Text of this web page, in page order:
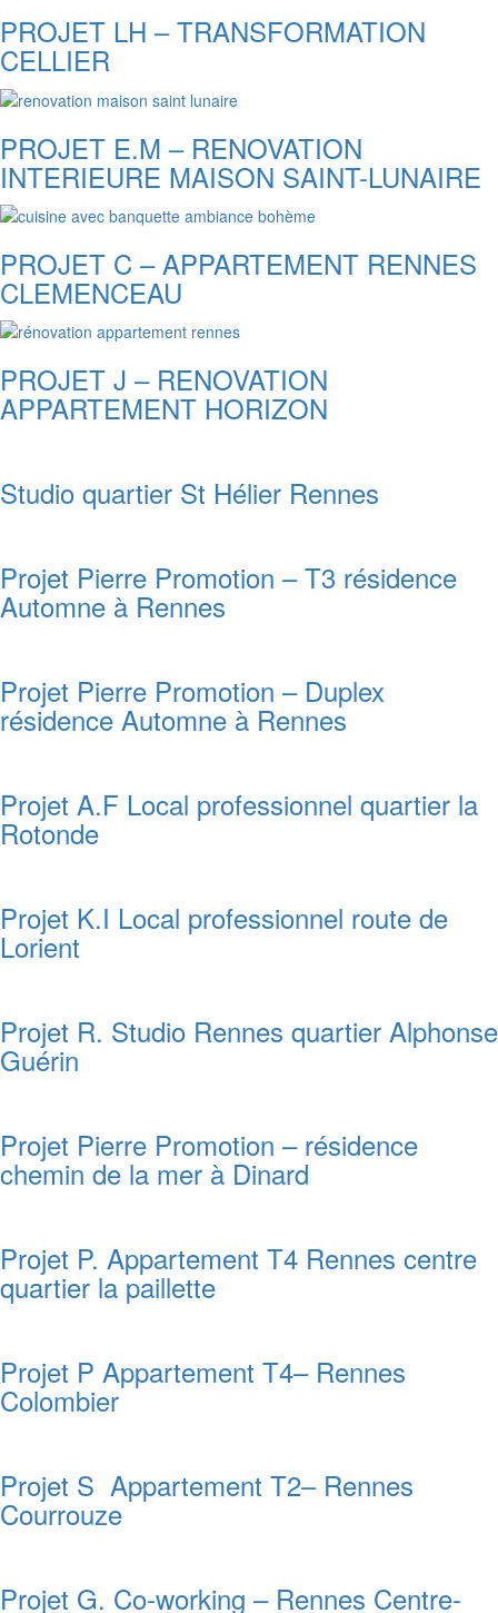
PROJET LH – TRANSFORMATION
CELLIER
PROJET E.M – RENOVATION
INTERIEURE MAISON SAINT-LUNAIRE
PROJET C – APPARTEMENT RENNES
CLEMENCEAU
PROJET J – RENOVATION
APPARTEMENT HORIZON
Studio quartier St Hélier Rennes
Projet Pierre Promotion – T3 résidence
Automne à Rennes
Projet Pierre Promotion – Duplex
résidence Automne à Rennes
Projet A.F Local professionnel quartier la
Rotonde
Projet K.I Local professionnel route de
Lorient
Projet R. Studio Rennes quartier Alphonse
Guérin
Projet Pierre Promotion – résidence
chemin de la mer à Dinard
Projet P. Appartement T4 Rennes centre
quartier la paillette
Projet P Appartement T4– Rennes
Colombier
Projet S Appartement T2– Rennes
Courrouze
Projet G. Co-working – Rennes Centre-